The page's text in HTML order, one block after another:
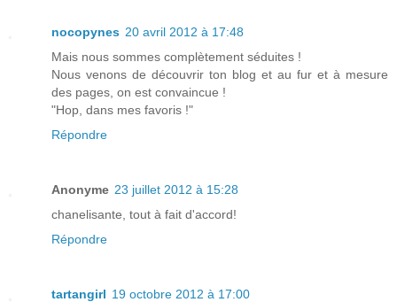
nocopynes 20 avril 2012 à 17:48
Mais nous sommes complètement séduites !
Nous venons de découvrir ton blog et au fur et à mesure
des pages, on est convaincue !
"Hop, dans mes favoris !"
Répondre
Anonyme 23 juillet 2012 à 15:28
chanelisante, tout à fait d'accord!
Répondre
tartangirl 19 octobre 2012 à 17:00